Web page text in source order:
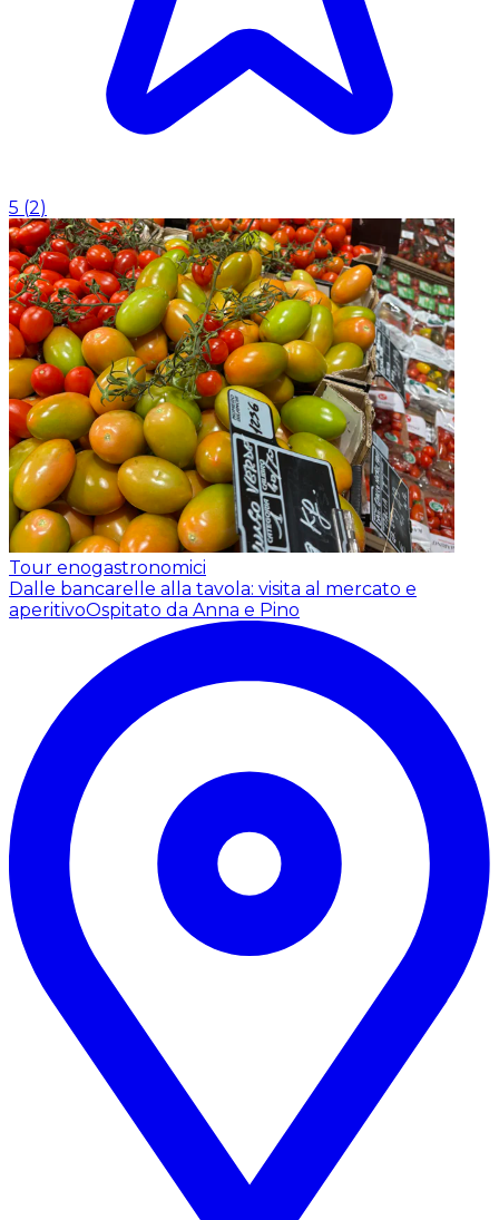
5 (2)
Tour enogastronomici
Dalle bancarelle alla tavola: visita al mercato e
aperitivoOspitato da Anna e Pino